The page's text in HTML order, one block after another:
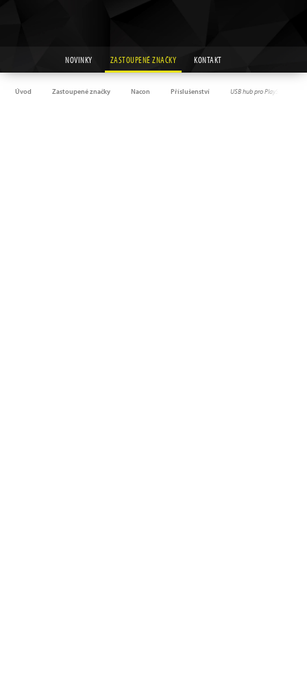
NOVINKY ZASTOUPENÉ ZNAČKY KONTAKT
Úvod Zastoupené značky Nacon Příslušenství USB hub pro PlayStation 5